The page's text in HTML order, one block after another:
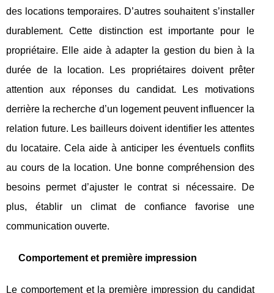
des locations temporaires. D’autres souhaitent s’installer
durablement. Cette distinction est importante pour le
propriétaire. Elle aide à adapter la gestion du bien à la
durée de la location. Les propriétaires doivent prêter
attention aux réponses du candidat. Les motivations
derrière la recherche d’un logement peuvent influencer la
relation future. Les bailleurs doivent identifier les attentes
du locataire. Cela aide à anticiper les éventuels conflits
au cours de la location. Une bonne compréhension des
besoins permet d’ajuster le contrat si nécessaire. De
plus, établir un climat de confiance favorise une
communication ouverte.
Comportement et première impression
Le comportement et la première impression du candidat